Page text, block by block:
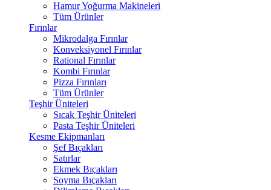
Hamur Yoğurma Makineleri
Tüm Ürünler
Fırınlar
Mikrodalga Fırınlar
Konveksiyonel Fırınlar
Rational Fırınlar
Kombi Fırınlar
Pizza Fırınları
Tüm Ürünler
Teşhir Üniteleri
Sıcak Teşhir Üniteleri
Pasta Teşhir Üniteleri
Kesme Ekipmanları
Şef Bıçakları
Satırlar
Ekmek Bıçakları
Soyma Bıçakları